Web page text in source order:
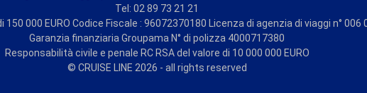
Tel: 02 89 73 21 21
150 000 EURO Codice Fiscale : 96072370180 Licenza di agenzia di viaggi n° 006
Garanzia finanziaria Groupama N° di polizza 4000717380
Responsabilità civile e penale RC RSA del valore di 10 000 000 EURO
© CRUISE LINE 2026 - all rights reserved